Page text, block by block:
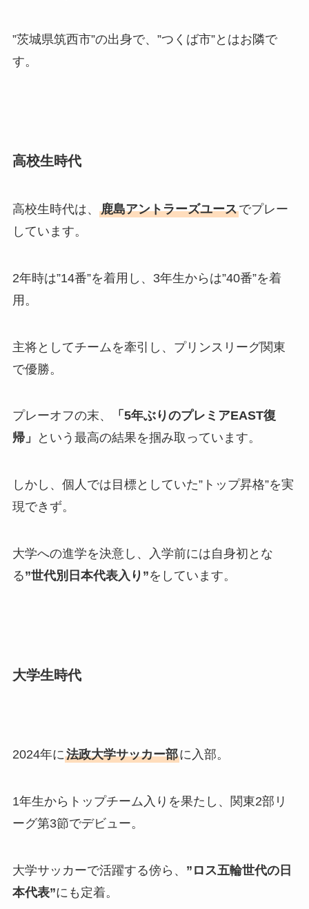
”茨城県筑西市”の出身で、”つくば市”とはお隣で
す。
高校生時代
高校生時代は、 鹿島アントラーズユースでプレー
しています。
2年時は”14番”を着用し、3年生からは”40番”を着
用。
主将としてチームを牽引し、プリンスリーグ関東
で優勝。
プレーオフの末、
「5年ぶりのプレミアEAST復
帰」
という最高の結果を掴み取っています。
しかし、個人では目標としていた”トップ昇格”を実
現できず。
大学への進学を決意し、入学前には自身初とな
る”世代別日本代表入り”をしています。
大学生時代
2024年に法政大学サッカー部に入部。
1年生からトップチーム入りを果たし、関東2部リ
ーグ第3節でデビュー。
大学サッカーで活躍する傍ら、 ”ロス五輪世代の日
本代表”にも定着。